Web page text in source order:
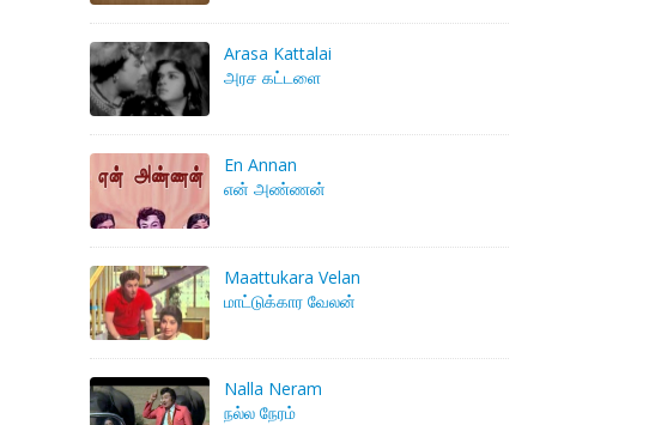
Arasa Kattalai
அரச கட்டளை
En Annan
என் அண்ணன்
Maattukara Velan
மாட்டுக்கார வேலன்
Nalla Neram
நல்ல நேரம்